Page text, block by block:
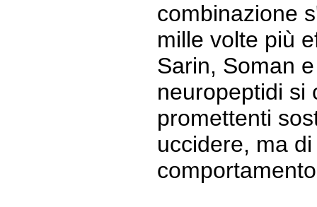
combinazione
mille volte più
Sarin, Soman
neuropeptidi si
promettenti
uccidere, ma